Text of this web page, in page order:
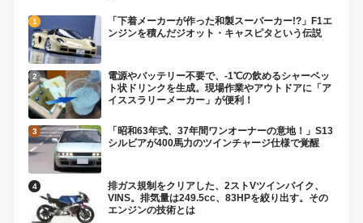
「下着メーカーが作った和製スーパーカー!?」F1エ
ンジンを積んだジオット・キャスピタという伝説
電源やバッテリー不要で、-1℃の飲めるシャーベッ
ト状ドリンクを生成。現場作業やアウトドアに「ア
イススラリーメーカー」が便利！
「昭和63年式、37年間ワンオーナーの意地！」S13
シルビアが400馬力のツインチャージ仕様で覚醒
排ガス規制をクリアした、2ストVツインバイク、
VINS。排気量は249.5cc、83HPを絞り出す。その
エンジンの技術とは